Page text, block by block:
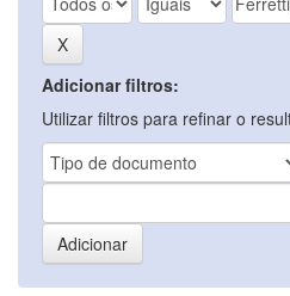
Adicionar filtros:
Utilizar filtros para refinar o